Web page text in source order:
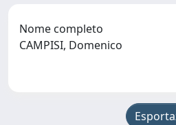
Nome completo
CAMPISI, Domenico